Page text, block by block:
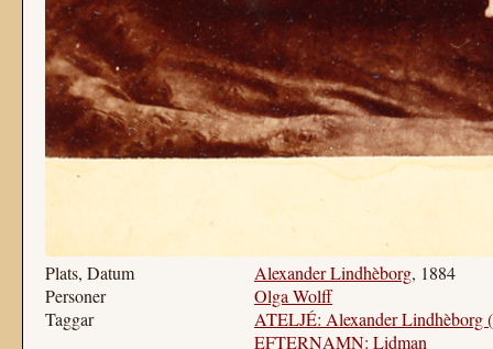
Plats, Datum Alexander Lindhèborg, 1884
Personer
Olga Wolff
Taggar
ATELJÉ: Alexander Lindhèborg
EFTERNAMN: Lidman